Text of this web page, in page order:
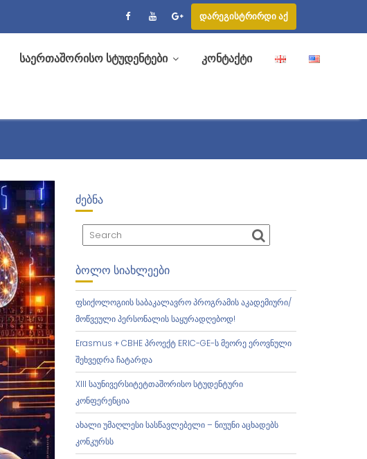
დარეგისტრირდი აქ
საერთაშორისო სტუდენტები კონტაქტი
ᲫᲔᲑᲜᲐ
ᲑᲝᲚᲝ ᲡᲘᲐᲮᲚᲔᲔᲑᲘ
ფსიქოლოგიის საბაკალავრო პროგრამის აკადემიური/
მოწვეული პერსონალის საყურადღებოდ!
Erasmus + CBHE პროექტ ERIC-GE-ს მეორე ეროვნული
შეხვედრა ჩატარდა
XIII საუნივერსიტეტთაშორისო სტუდენტური
კონფერენცია
ახალი უმაღლესი სასწავლებელი – ნიუუნი აცხადებს
კონკურსს